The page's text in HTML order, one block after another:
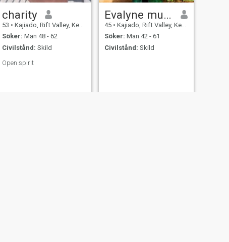
charity
53 • Kajiado, Rift Valley, Kenya
Söker: Man 48 - 62
Civilstånd: Skild
Open spirit
Evalyne muthoni Thuita
45 • Kajiado, Rift Valley, Kenya
Söker: Man 42 - 61
Civilstånd: Skild